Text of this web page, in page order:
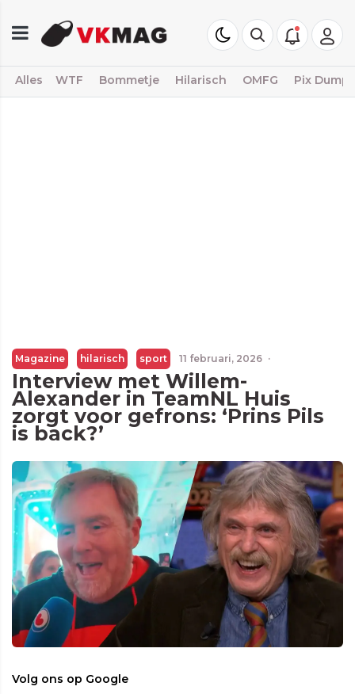
Alles WTF Bommetje Hilarisch OMFG Pix Dump
Magazine hilarisch sport 11 februari, 2026 ·
Interview met Willem-
Alexander in TeamNL Huis
zorgt voor gefrons: ‘Prins Pils
is back?’
Volg ons op Google